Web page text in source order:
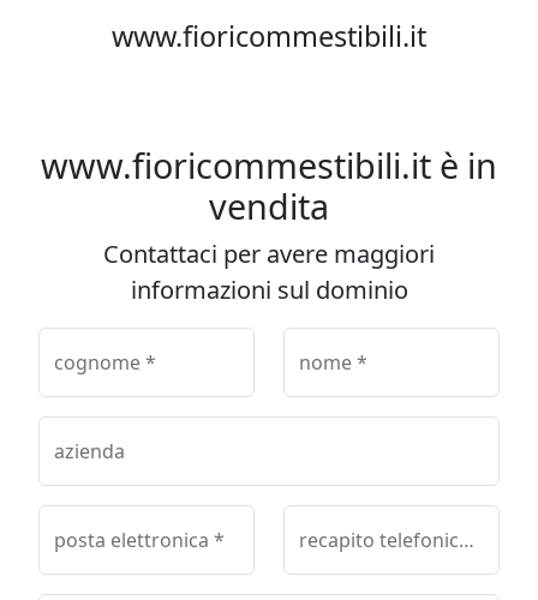
www.fioricommestibili.it
www.fioricommestibili.it è in
vendita
Contattaci per avere maggiori
informazioni sul dominio
cognome * nome *
azienda
posta elettronica * recapito telefonico *